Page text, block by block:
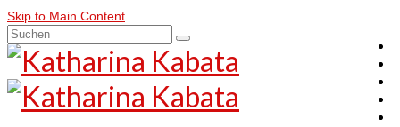
Skip to Main Content
Suchen
nach: